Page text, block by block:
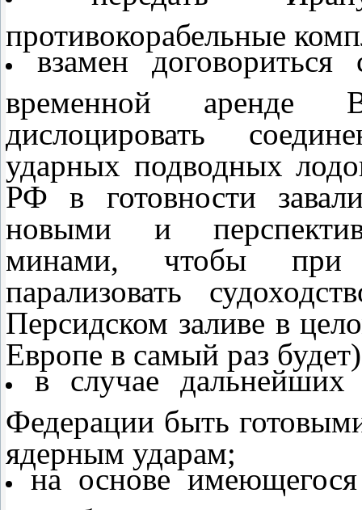
противокорабельные
взамен
временной аренде
дислоцировать
ударных подводных
РФ в готовности
новыми и
минами, чтобы при
парализовать
Персидском заливе в
Европе в самый раз
в случае
Федерации быть
ядерным ударам;
на основе